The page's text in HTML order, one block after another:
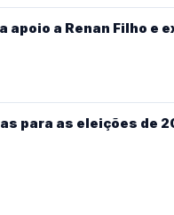
a Renan Filho e
para as eleições de